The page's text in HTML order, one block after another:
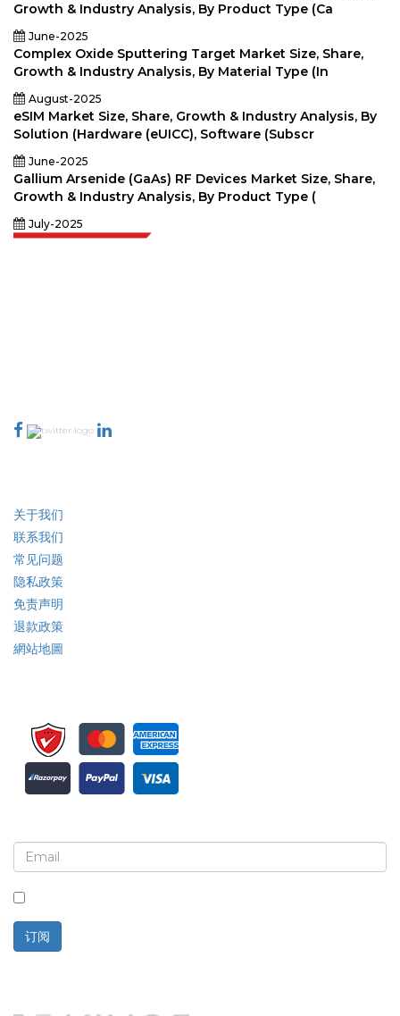
Growth & Industry Analysis, By Product Type (Ca
June-2025
Complex Oxide Sputtering Target Market Size, Share,
Growth & Industry Analysis, By Material Type (In
August-2025
eSIM Market Size, Share, Growth & Industry Analysis, By
Solution (Hardware (eUICC), Software (Subscr
June-2025
Gallium Arsenide (GaAs) RF Devices Market Size, Share,
Growth & Industry Analysis, By Product Type (
July-2025
关于我们
联系我们
常见问题
隐私政策
免责声明
退款政策
網站地圖
订阅